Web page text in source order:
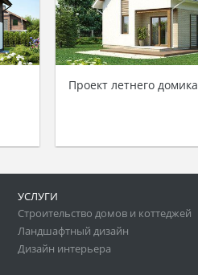
Проект летнего домика
УСЛУГИ
Строительство домов и коттеджей
Ландшафтный дизайн
Дизайн интерьера